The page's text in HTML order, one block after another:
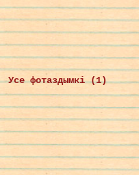
Усе фотаздымкі (1)